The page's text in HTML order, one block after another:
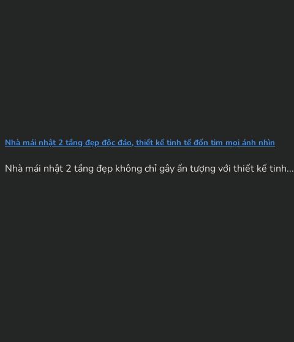
Nhà mái nhật 2 tầng đẹp độc đáo, thiết kế tinh tế đốn tim mọi ánh nhìn
Nhà mái nhật 2 tầng đẹp không chỉ gây ấn tượng với thiết kế tinh...